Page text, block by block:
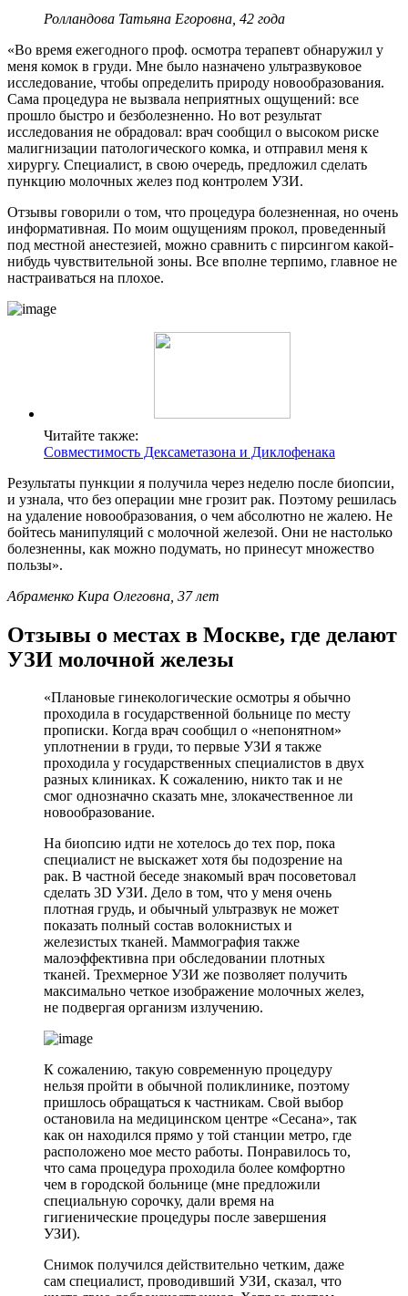
Ролландова Татьяна Егоровна, 42 года
«Во время ежегодного проф. осмотра терапевт обнаружил у
меня комок в груди. Мне было назначено ультразвуковое
исследование, чтобы определить природу новообразования.
Сама процедура не вызвала неприятных ощущений: все
прошло быстро и безболезненно. Но вот результат
исследования не обрадовал: врач сообщил о высоком риске
малигнизации патологического комка, и отправил меня к
хирургу. Специалист, в свою очередь, предложил сделать
пункцию молочных желез под контролем УЗИ.
Отзывы говорили о том, что процедура болезненная, но очень
информативная. По моим ощущениям прокол, проведенный
под местной анестезией, можно сравнить с пирсингом какой-
нибудь чувствительной зоны. Все вполне терпимо, главное не
настраиваться на плохое.
Читайте также:
Совместимость Дексаметазона и Диклофенака
Результаты пункции я получила через неделю после биопсии,
и узнала, что без операции мне грозит рак. Поэтому решилась
на удаление новообразования, о чем абсолютно не жалею. Не
бойтесь манипуляций с молочной железой. Они не настолько
болезненны, как можно подумать, но принесут множество
пользы».
Абраменко Кира Олеговна, 37 лет
Отзывы о местах в Москве, где делают
УЗИ молочной железы
«Плановые гинекологические осмотры я обычно
проходила в государственной больнице по месту
прописки. Когда врач сообщил о «непонятном»
уплотнении в груди, то первые УЗИ я также
проходила у государственных специалистов в двух
разных клиниках. К сожалению, никто так и не
смог однозначно сказать мне, злокачественное ли
новообразование.
На биопсию идти не хотелось до тех пор, пока
специалист не выскажет хотя бы подозрение на
рак. В частной беседе знакомый врач посоветовал
сделать 3D УЗИ. Дело в том, что у меня очень
плотная грудь, и обычный ультразвук не может
показать полный состав волокнистых и
железистых тканей. Маммография также
малоэффективна при обследовании плотных
тканей. Трехмерное УЗИ же позволяет получить
максимально четкое изображение молочных желез,
не подвергая организм излучению.
К сожалению, такую современную процедуру
нельзя пройти в обычной поликлинике, поэтому
пришлось обращаться к частникам. Свой выбор
остановила на медицинском центре «Сесана», так
как он находился прямо у той станции метро, где
расположено мое место работы. Понравилось то,
что сама процедура проходила более комфортно
чем в городской больнице (мне предложили
специальную сорочку, дали время на
гигиенические процедуры после завершения
УЗИ).
Снимок получился действительно четким, даже
сам специалист, проводивший УЗИ, сказал, что